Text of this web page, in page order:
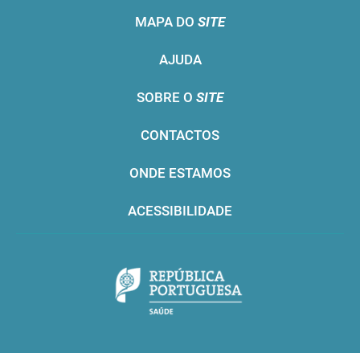
MAPA DO SITE
AJUDA
SOBRE O SITE
CONTACTOS
ONDE ESTAMOS
ACESSIBILIDADE